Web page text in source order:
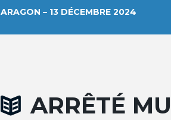
ARAGON – 13 DÉCEMBRE 2024
ARRÊTÉ